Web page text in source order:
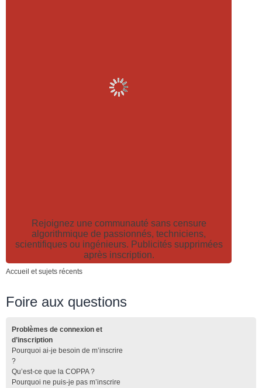
Rejoignez une communauté sans censure
algorithmique de passionnés, techniciens,
scientifiques ou ingénieurs. Publicités supprimées
après inscription.
Accueil et sujets récents
Foire aux questions
Problèmes de connexion et
d’inscription
Pourquoi ai-je besoin de m’inscrire
?
Qu’est-ce que la COPPA ?
Pourquoi ne puis-je pas m’inscrire